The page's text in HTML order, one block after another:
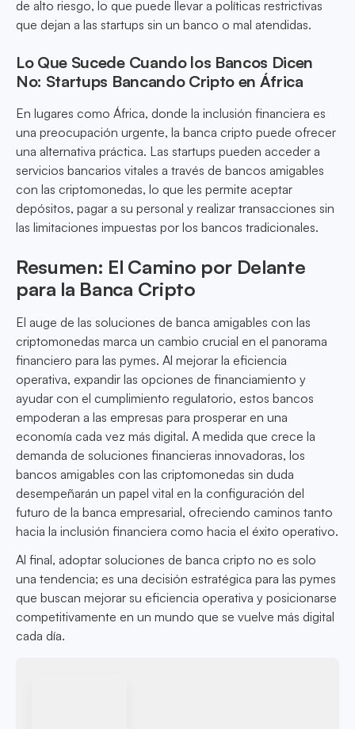
de alto riesgo, lo que puede llevar a políticas restrictivas
que dejan a las startups sin un banco o mal atendidas.
Lo Que Sucede Cuando los Bancos Dicen
No: Startups Bancando Cripto en África
En lugares como África, donde la inclusión financiera es
una preocupación urgente, la banca cripto puede ofrecer
una alternativa práctica. Las startups pueden acceder a
servicios bancarios vitales a través de bancos amigables
con las criptomonedas, lo que les permite aceptar
depósitos, pagar a su personal y realizar transacciones sin
las limitaciones impuestas por los bancos tradicionales.
Resumen: El Camino por Delante
para la Banca Cripto
El auge de las soluciones de banca amigables con las
criptomonedas marca un cambio crucial en el panorama
financiero para las pymes. Al mejorar la eficiencia
operativa, expandir las opciones de financiamiento y
ayudar con el cumplimiento regulatorio, estos bancos
empoderan a las empresas para prosperar en una
economía cada vez más digital. A medida que crece la
demanda de soluciones financieras innovadoras, los
bancos amigables con las criptomonedas sin duda
desempeñarán un papel vital en la configuración del
futuro de la banca empresarial, ofreciendo caminos tanto
hacia la inclusión financiera como hacia el éxito operativo.
Al final, adoptar soluciones de banca cripto no es solo
una tendencia; es una decisión estratégica para las pymes
que buscan mejorar su eficiencia operativa y posicionarse
competitivamente en un mundo que se vuelve más digital
cada día.